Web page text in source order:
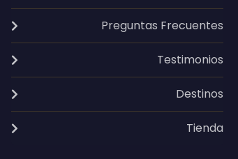
Preguntas Frecuentes
Testimonios
Destinos
Tienda